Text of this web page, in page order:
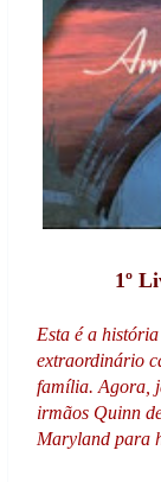
1º
Esta é a
extraordinário
família. Agora,
irmãos Quinn
Maryland para